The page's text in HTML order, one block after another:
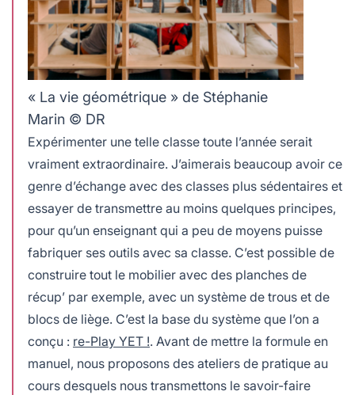
« La vie géométrique » de Stéphanie
Marin © DR
Expérimenter une telle classe toute l’année serait
vraiment extraordinaire. J’aimerais beaucoup avoir ce
genre d’échange avec des classes plus sédentaires et
essayer de transmettre au moins quelques principes,
pour qu’un enseignant qui a peu de moyens puisse
fabriquer ses outils avec sa classe. C’est possible de
construire tout le mobilier avec des planches de
récup’ par exemple, avec un système de trous et de
blocs de liège. C’est la base du système que l’on a
conçu : re-Play YET !. Avant de mettre la formule en
manuel, nous proposons des ateliers de pratique au
cours desquels nous transmettons le savoir-faire